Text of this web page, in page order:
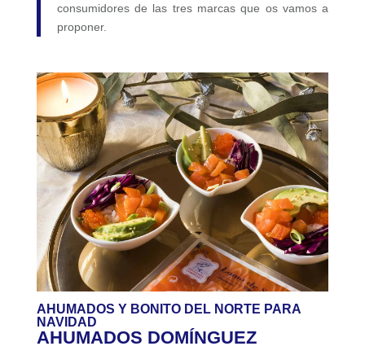
consumidores de las tres marcas que os vamos a
proponer.
AHUMADOS Y BONITO DEL NORTE PARA
NAVIDAD
AHUMADOS DOMÍNGUEZ